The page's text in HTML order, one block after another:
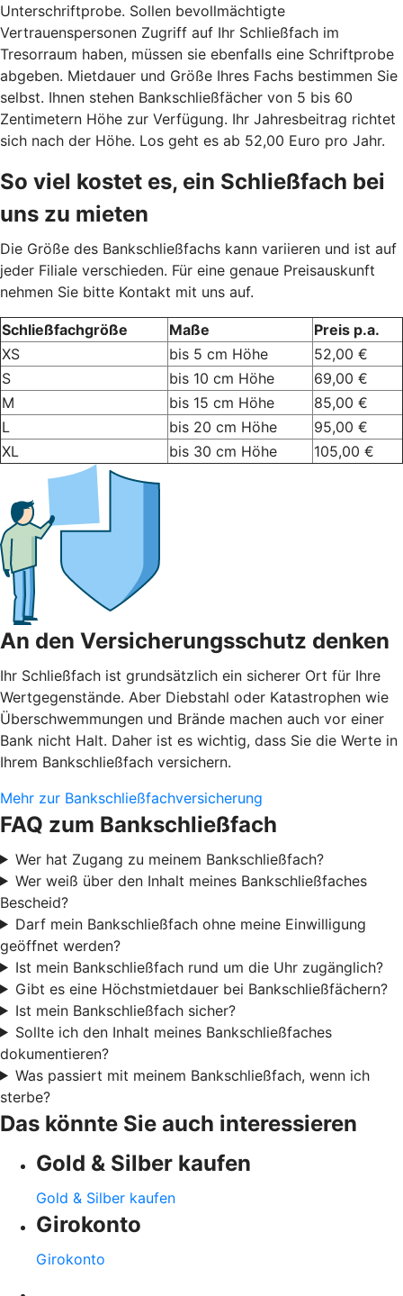
Unterschriftprobe. Sollen bevollmächtigte
Vertrauenspersonen Zugriff auf Ihr Schließfach im
Tresorraum haben, müssen sie ebenfalls eine Schriftprobe
abgeben. Mietdauer und Größe Ihres Fachs bestimmen Sie
selbst. Ihnen stehen Bankschließfächer von 5 bis 60
Zentimetern Höhe zur Verfügung. Ihr Jahresbeitrag richtet
sich nach der Höhe. Los geht es ab 52,00 Euro pro Jahr.
So viel kostet es, ein Schließfach bei
uns zu mieten
Die Größe des Bankschließfachs kann variieren und ist auf
jeder Filiale verschieden. Für eine genaue Preisauskunft
nehmen Sie bitte Kontakt mit uns auf.
Schließfachgröße Maße
Preis p.a.
XS
bis 5 cm Höhe
52,00 €
S
bis 10 cm Höhe
69,00 €
M
bis 15 cm Höhe
85,00 €
L
bis 20 cm Höhe
95,00 €
XL
bis 30 cm Höhe 105,00 €
An den Versicherungsschutz denken
Ihr Schließfach ist grundsätzlich ein sicherer Ort für Ihre
Wertgegenstände. Aber Diebstahl oder Katastrophen wie
Überschwemmungen und Brände machen auch vor einer
Bank nicht Halt. Daher ist es wichtig, dass Sie die Werte in
Ihrem Bankschließfach versichern.
Mehr zur Bankschließfachversicherung
FAQ zum Bankschließfach
Wer hat Zugang zu meinem Bankschließfach?
Wer weiß über den Inhalt meines Bankschließfaches
Bescheid?
Darf mein Bankschließfach ohne meine Einwilligung
geöffnet werden?
Ist mein Bankschließfach rund um die Uhr zugänglich?
Gibt es eine Höchstmietdauer bei Bankschließfächern?
Ist mein Bankschließfach sicher?
Sollte ich den Inhalt meines Bankschließfaches
dokumentieren?
Was passiert mit meinem Bankschließfach, wenn ich
sterbe?
Das könnte Sie auch interessieren
Gold & Silber kaufen
Gold & Silber kaufen
Girokonto
Girokonto